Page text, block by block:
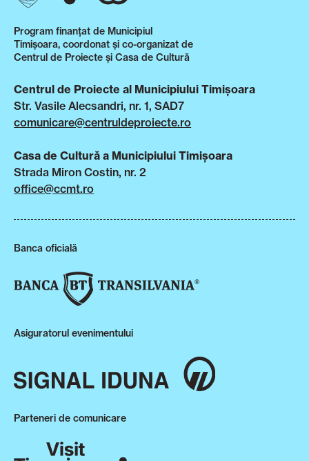
Program finanțat de Municipiul
Timișoara, coordonat și co-organizat de
Centrul de Proiecte și Casa de Cultură
Centrul de Proiecte al Municipiului Timișoara
Str. Vasile Alecsandri, nr. 1, SAD7
comunicare@centruldeproiecte.ro
Casa de Cultură a Municipiului Timișoara
Strada Miron Costin, nr. 2
office@ccmt.ro
Banca oficială
Asiguratorul evenimentului
Parteneri de comunicare